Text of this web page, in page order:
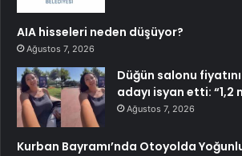
AIA hisseleri neden düşüyor?
Ağustos 7, 2026
Düğün salonu
adayı isyan etti: “1,2
Ağustos 7, 2026
Kurban Bayramı’nda Otoyolda